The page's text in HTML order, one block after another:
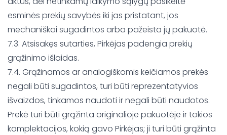
esminės prekių savybės iki jas pristatant, jos
mechaniškai sugadintos arba pažeista jų pakuotė.
7.3. Atsisakęs sutarties, Pirkėjas padengia prekių
grąžinimo išlaidas.
7.4. Grąžinamos ar analogiškomis keičiamos prekės
negali būti sugadintos, turi būti reprezentatyvios
išvaizdos, tinkamos naudoti ir negali būti naudotos.
Prekė turi būti grąžinta originalioje pakuotėje ir tokios
komplektacijos, kokią gavo Pirkėjas; ji turi būti grąžinta